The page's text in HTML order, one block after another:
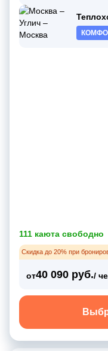
111 каюта свободно
Скидка до 20% при
от40 090 руб./